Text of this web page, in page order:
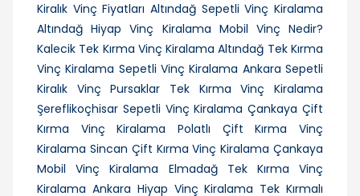
Kiralık Vinç Fiyatları Altındağ Sepetli Vinç Kiralama
Altındağ Hiyap Vinç Kiralama Mobil Vinç Nedir?
Kalecik Tek Kırma Vinç Kiralama Altındağ Tek Kırma
Vinç Kiralama Sepetli Vinç Kiralama Ankara Sepetli
Kiralık Vinç
Pursaklar Tek Kırma Vinç Kiralama
Şereflikoçhisar Sepetli Vinç Kiralama Çankaya Çift
Kırma Vinç Kiralama
Polatlı Çift Kırma Vinç
Kiralama Sincan Çift Kırma Vinç Kiralama Çankaya
Mobil Vinç Kiralama
Elmadağ Tek Kırma Vinç
Kiralama Ankara Hiyap Vinç Kiralama Tek Kırmalı